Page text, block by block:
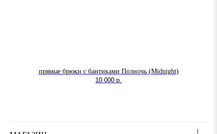
прямые брюки с бантиками Полночь (Midnight)
10 000 р.